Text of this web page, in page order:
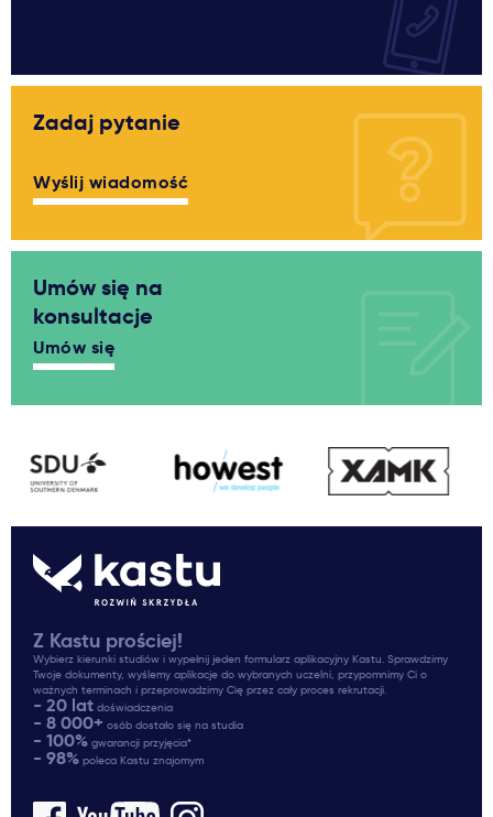
Zadaj pytanie
Wyślij wiadomość
Umów się na
konsultacje
Umów się
Z Kastu prościej!
Wybierz kierunki studiów i wypełnij jeden formularz aplikacyjny Kastu. Sprawdzimy
Twoje dokumenty, wyślemy aplikacje do wybranych uczelni, przypomnimy Ci o
ważnych terminach i przeprowadzimy Cię przez cały proces rekrutacji.
- 20 lat doświadczenia
- 8 000+ osób dostało się na studia
- 100% gwarancji przyjęcia*
- 98% poleca Kastu znajomym